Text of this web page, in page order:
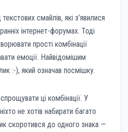
смайлів, які з’явилися
інтернет-форумах. Тоді
прості комбінації
емоції. Найвідомішим
:-), який означав посмішку.
ці комбінації. У
не хотів набирати багато
скоротився до одного знака —